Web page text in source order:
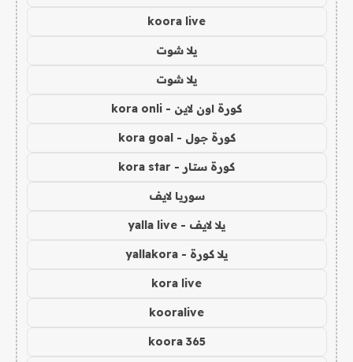
koora live
يلا شوت
يلا شوت
كورة اون لاين - kora onli
كورة جول - kora goal
كورة ستار - kora star
سوريا لايف
يلا لايف - yalla live
يلا كورة - yallakora
kora live
kooralive
koora 365